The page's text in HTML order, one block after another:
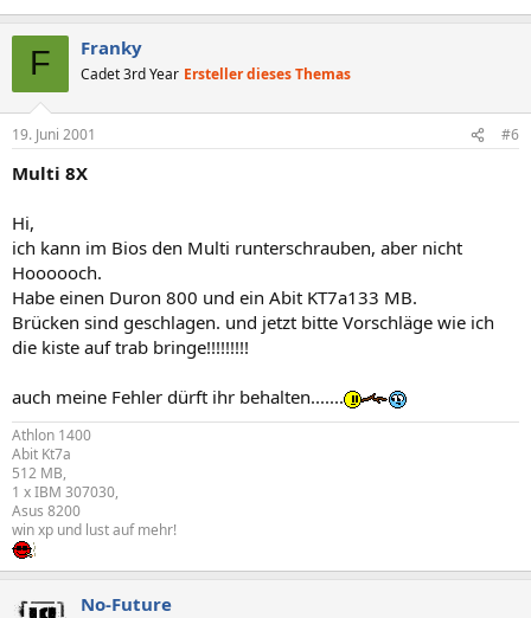
F Franky
Cadet 3rd Year Ersteller dieses Themas
19. Juni 2001 #6
Multi 8X
Hi,
ich kann im Bios den Multi runterschrauben, aber nicht
Hoooooch.
Habe einen Duron 800 und ein Abit KT7a133 MB.
Brücken sind geschlagen. und jetzt bitte Vorschläge wie ich
die kiste auf trab bringe!!!!!!!!!
auch meine Fehler dürft ihr behalten.......
Athlon 1400
Abit Kt7a
512 MB,
1 x IBM 307030,
Asus 8200
win xp und lust auf mehr!
No-Future